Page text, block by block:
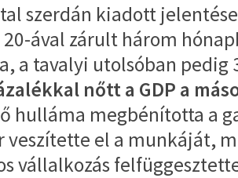
szerdán kiadott
ával zárult három
a tavalyi utolsóban
nőtt a GDP a
hulláma megbénította a
el a munkáját,
vállalkozás